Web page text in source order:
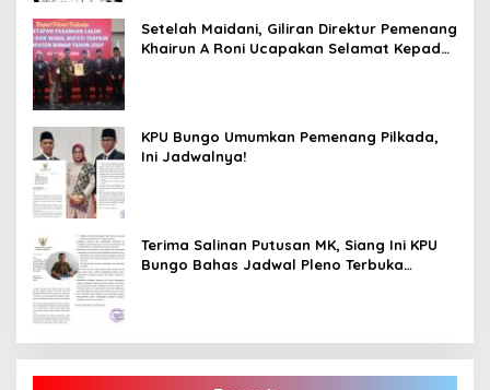
Setelah Maidani, Giliran Direktur Pemenang
Khairun A Roni Ucapakan Selamat Kepada
KPU Bungo Umumkan Pemenang Pilkada,
Ini Jadwalnya!
Terima Salinan Putusan MK, Siang Ini KPU
Bungo Bahas Jadwal Pleno Terbuka